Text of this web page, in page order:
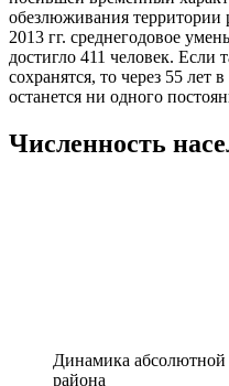
обезлюживания
2013 гг. среднегодовое
достигло 411 человек.
сохранятся, то через 55 лет
останется ни одного
Численность
Динамика абсолютной
района